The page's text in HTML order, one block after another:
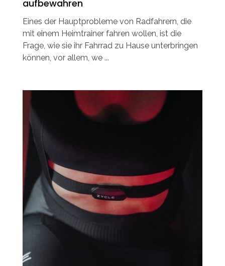
aufbewahren
Eines der Hauptprobleme von Radfahrern, die
mit einem Heimtrainer fahren wollen, ist die
Frage, wie sie ihr Fahrrad zu Hause unterbringen
können, vor allem, we ...